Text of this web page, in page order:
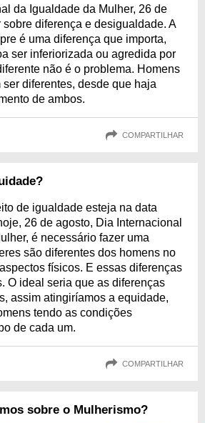
da Igualdade da Mulher, 26 de
diferença e desigualdade. A
é uma diferença que importa,
ser inferiorizada ou agredida por
não é o problema. Homens
diferentes, desde que haja
de ambos.
COMPARTILHAR
de igualdade esteja na data
26 de agosto, Dia Internacional
é necessário fazer uma
são diferentes dos homens no
físicos. E essas diferenças
O ideal seria que as diferenças
assim atingiríamos a equidade,
tendo as condições
de cada um.
COMPARTILHAR
sobre o Mulherismo?